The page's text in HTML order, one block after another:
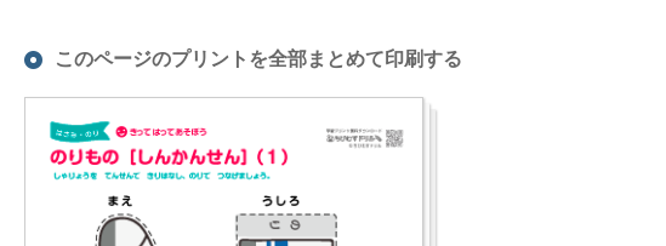
このページのプリントを全部まとめて印刷する